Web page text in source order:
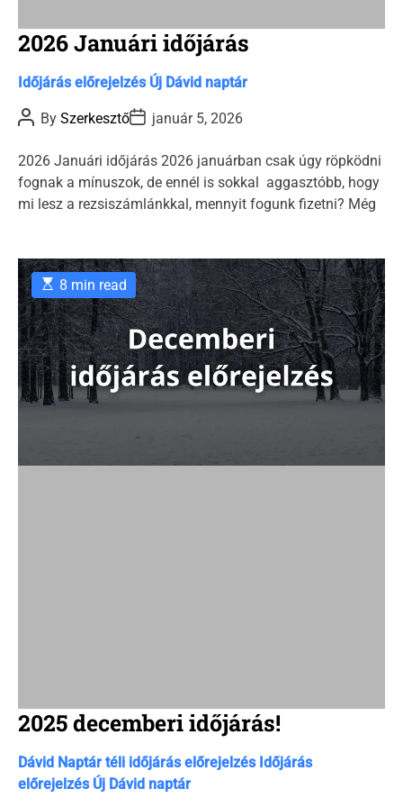
2026 Januári időjárás
C
t
g
o
r
e
s
Időjárás előrejelzés Új Dávid naptár
P
o
t
A
u
t
h
By SzerkesztőP
o
t
D
a
t
e
január 5, 2026
2026 Januári időjárás 2026 januárban csak úgy röpködni
fognak a mínuszok, de ennél is sokkal aggasztóbb, hogy
mi lesz a rezsiszámlánkkal, mennyit fogunk fizetni? Még
E
s
t
i
m
a
t
e
d
t
8 min read
2025 decemberi időjárás!
C
a
Dávid Naptár téli időjárás előrejelzés Időjárás
előrejelzés Új Dávid naptár